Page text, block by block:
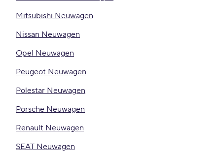
Mitsubishi Neuwagen
Nissan Neuwagen
Opel Neuwagen
Peugeot Neuwagen
Polestar Neuwagen
Porsche Neuwagen
Renault Neuwagen
SEAT Neuwagen